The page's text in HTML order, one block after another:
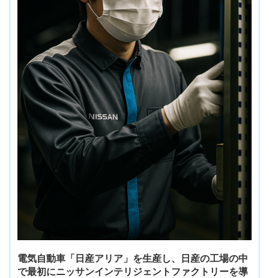
電気自動車「日産アリア」を生産し、日産の工場の中
で最初にニッサンインテリジェントファクトリーを導